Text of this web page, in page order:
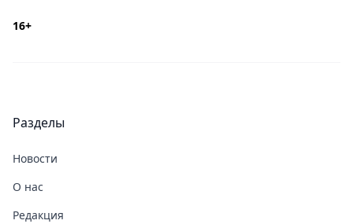
16+
Разделы
Новости
О нас
Редакция